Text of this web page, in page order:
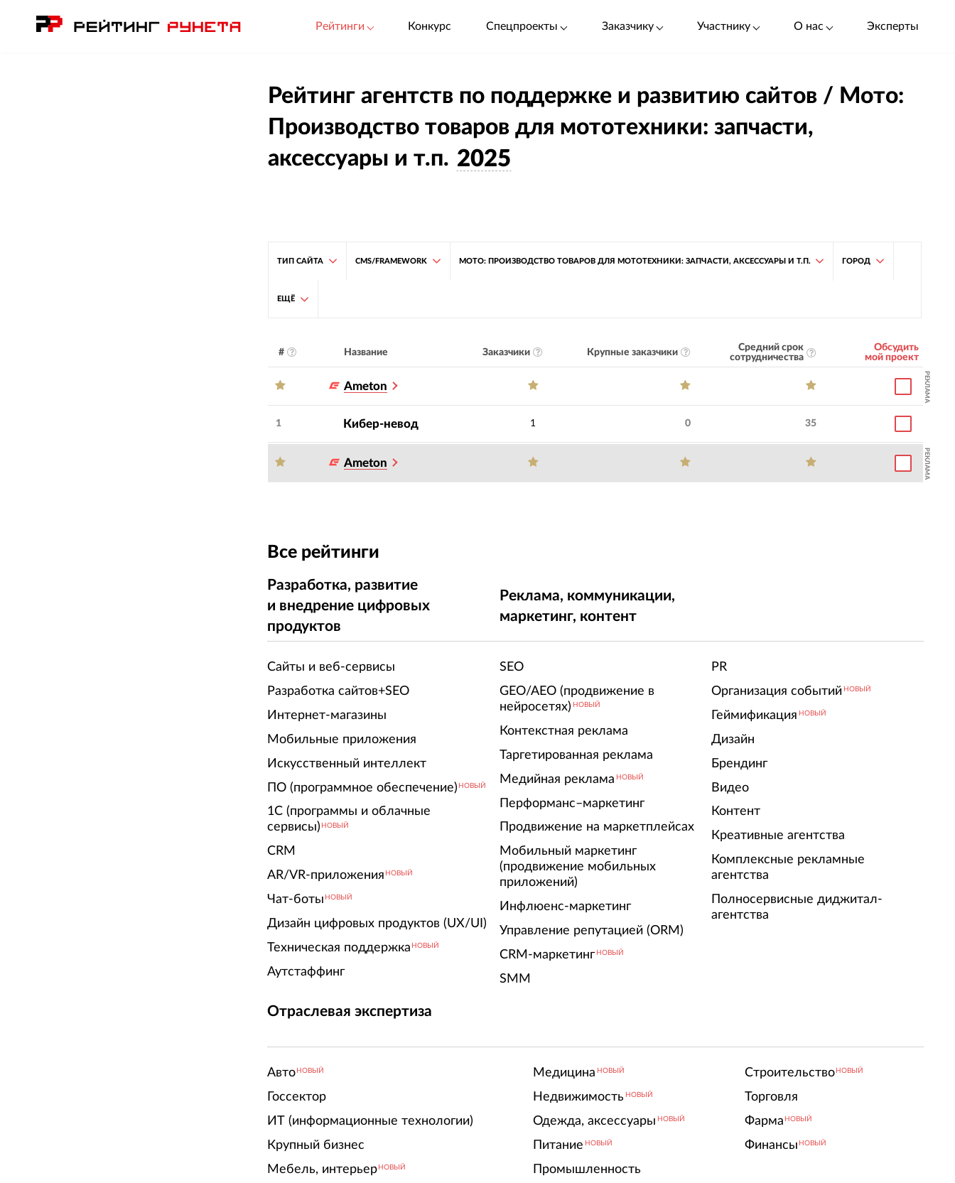
Рейтинги Конкурс Спецпроекты Заказчику Участнику О нас Эксперты
Рейтинг агентств по поддержке и развитию сайтов / Мото:
Производство товаров для мототехники: запчасти,
аксессуары и т.п. 2025
ТИП САЙТА CMS/FRAMEWORK МОТО: ПРОИЗВОДСТВО ТОВАРОВ ДЛЯ МОТОТЕХНИКИ: ЗАПЧАСТИ, АКСЕССУАРЫ И Т.П. ГОРОД
ЕЩЁ
# Название Заказчики Крупные заказчики
Средний срок
сотрудничества
Обсудить
мой проект
Ameton РЕКЛАМА
1 Кибер-невод 1 0 35
Ameton РЕКЛАМА
Все рейтинги
Разработка, развитие
и внедрение цифровых
продуктов
Сайты и веб-сервисы
Разработка сайтов+SEO
Интернет-магазины
Мобильные приложения
Искусственный интеллект
ПО (программное обеспечение) НОВЫЙ
1С (программы и облачные
сервисы) НОВЫЙ
CRM
AR/VR-приложения НОВЫЙ
Чат-боты НОВЫЙ
Дизайн цифровых продуктов (UX/UI)
Техническая поддержка НОВЫЙ
Аутстаффинг
Реклама, коммуникации,
маркетинг, контент
SEO
GEO/AEO (продвижение в
нейросетях) НОВЫЙ
Контекстная реклама
Таргетированная реклама
Медийная реклама НОВЫЙ
Перформанс–маркетинг
Продвижение на маркетплейсах
Мобильный маркетинг
(продвижение мобильных
приложений)
Инфлюенс-маркетинг
Управление репутацией (ORM)
CRM-маркетинг НОВЫЙ
SMM
PR
Организация событий НОВЫЙ
Геймификация НОВЫЙ
Дизайн
Брендинг
Видео
Контент
Креативные агентства
Комплексные рекламные
агентства
Полносервисные диджитал-
агентства
Отраслевая экспертиза
Авто НОВЫЙ
Госсектор
ИТ (информационные технологии)
Крупный бизнес
Мебель, интерьер НОВЫЙ
Медицина НОВЫЙ
Недвижимость НОВЫЙ
Одежда, аксессуары НОВЫЙ
Питание НОВЫЙ
Промышленность
Строительство НОВЫЙ
Торговля
Фарма НОВЫЙ
Финансы НОВЫЙ